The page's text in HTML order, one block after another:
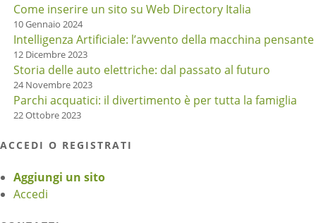
Come inserire un sito su Web Directory Italia
10 Gennaio 2024
Intelligenza Artificiale: l’avvento della macchina pensante
12 Dicembre 2023
Storia delle auto elettriche: dal passato al futuro
24 Novembre 2023
Parchi acquatici: il divertimento è per tutta la famiglia
22 Ottobre 2023
ACCEDI O REGISTRATI
Aggiungi un sito
Accedi